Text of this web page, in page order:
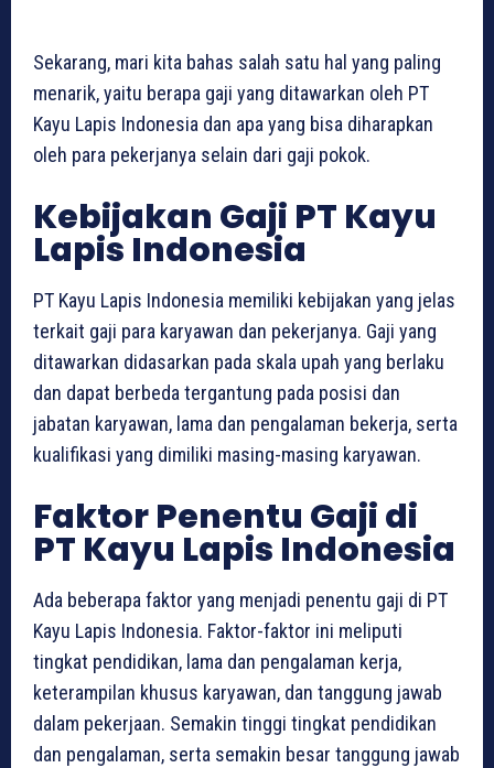
Sekarang, mari kita bahas salah satu hal yang paling
menarik, yaitu berapa gaji yang ditawarkan oleh PT
Kayu Lapis Indonesia dan apa yang bisa diharapkan
oleh para pekerjanya selain dari gaji pokok.
Kebijakan Gaji PT Kayu
Lapis Indonesia
PT Kayu Lapis Indonesia memiliki kebijakan yang jelas
terkait gaji para karyawan dan pekerjanya. Gaji yang
ditawarkan didasarkan pada skala upah yang berlaku
dan dapat berbeda tergantung pada posisi dan
jabatan karyawan, lama dan pengalaman bekerja, serta
kualifikasi yang dimiliki masing-masing karyawan.
Faktor Penentu Gaji di
PT Kayu Lapis Indonesia
Ada beberapa faktor yang menjadi penentu gaji di PT
Kayu Lapis Indonesia. Faktor-faktor ini meliputi
tingkat pendidikan, lama dan pengalaman kerja,
keterampilan khusus karyawan, dan tanggung jawab
dalam pekerjaan. Semakin tinggi tingkat pendidikan
dan pengalaman, serta semakin besar tanggung jawab